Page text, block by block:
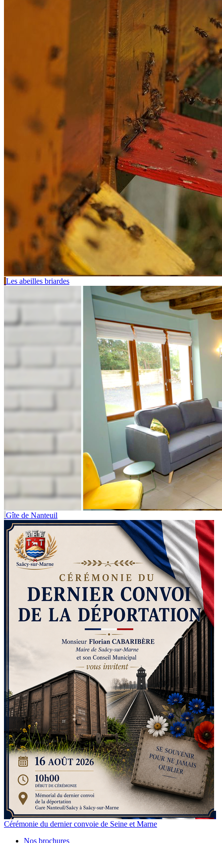
Les abeilles briardes
Gîte de Nanteuil
Cérémonie du dernier convoie de Seine et Marne
Nos brochures